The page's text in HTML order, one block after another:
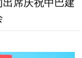
席庆祝中巴建